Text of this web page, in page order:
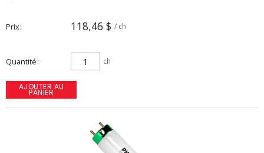
Prix 118,46 $ / ch
Quantité ch
AJOUTER AU
PANIER